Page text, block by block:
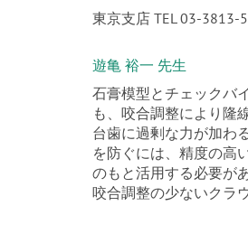
東京支店 TEL 03-3813-
遊亀 裕一 先生
石膏模型とチェックバ
も、咬合調整により隆
台歯に過剰な力が加わ
を防ぐには、精度の高
のもと活用する必要が
咬合調整の少ないクラ